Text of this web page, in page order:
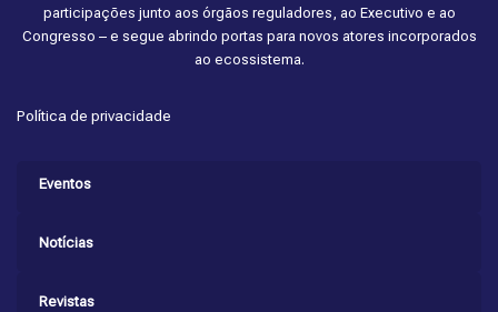
participações junto aos órgãos reguladores, ao Executivo e ao
Congresso – e segue abrindo portas para novos atores incorporados
ao ecossistema.
Política de privacidade
Eventos
Notícias
Revistas